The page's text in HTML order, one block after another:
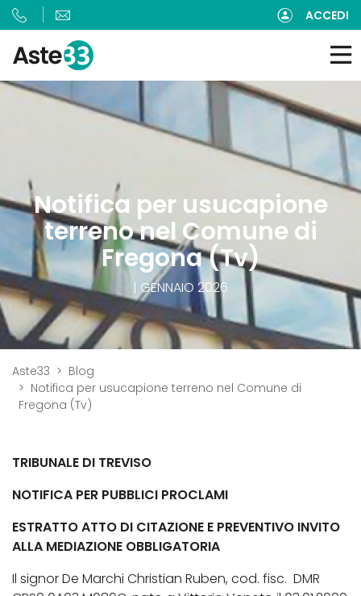
ACCEDI
Notifica per usucapione
terreno nel Comune di
Fregona (Tv)
| GENNAIO 2026
Aste33
Blog
Notifica per usucapione terreno nel Comune di
Fregona (Tv)
TRIBUNALE DI TREVISO
NOTIFICA PER PUBBLICI PROCLAMI
ESTRATTO ATTO DI CITAZIONE E PREVENTIVO INVITO
ALLA MEDIAZIONE OBBLIGATORIA
Il signor De Marchi Christian Ruben, cod. fisc. DMR